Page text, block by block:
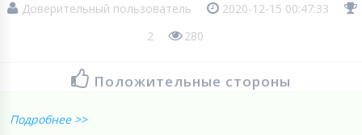
Доверительный пользователь
2020-12-15 00:47:33
2
280
Положительные стороны
Подробнее >>